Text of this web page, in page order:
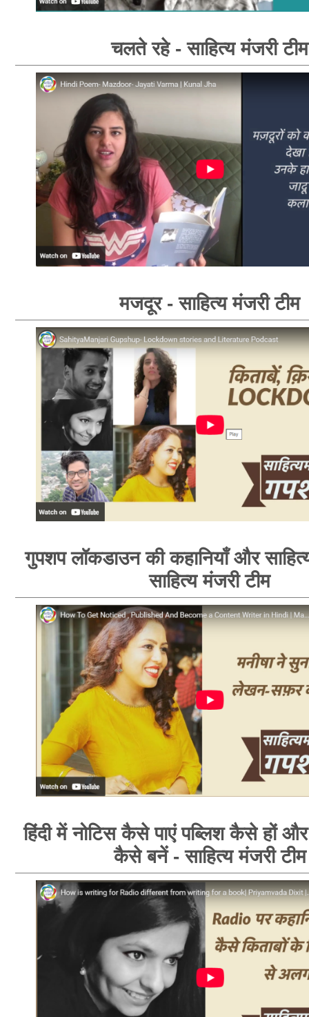
चलते रहे - साहित्य मंजरी टीम
मजदूर - साहित्य मंजरी टीम
गुपशप लॉकडाउन की कहानियाँ और
साहित्य मंजरी टीम
हिंदी में नोटिस कैसे पाएं पब्लिश कैसे हों
कैसे बनें - साहित्य मंजरी टीम